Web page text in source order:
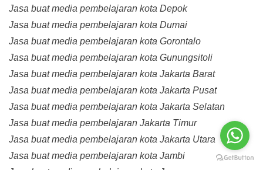
Jasa buat media pembelajaran kota Depok
Jasa buat media pembelajaran kota Dumai
Jasa buat media pembelajaran kota Gorontalo
Jasa buat media pembelajaran kota Gunungsitoli
Jasa buat media pembelajaran kota Jakarta Barat
Jasa buat media pembelajaran kota Jakarta Pusat
Jasa buat media pembelajaran kota Jakarta Selatan
Jasa buat media pembelajaran Jakarta Timur
Jasa buat media pembelajaran kota Jakarta Utara
Jasa buat media pembelajaran kota Jambi